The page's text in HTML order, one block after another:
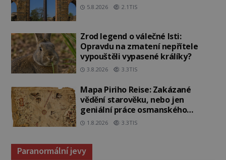
5.8.2026 2.1TIS
Zrod legend o válečné lsti:
Opravdu na zmatení nepřítele
vypouštěli vypasené králíky?
3.8.2026 3.3TIS
Mapa Piriho Reise: Zakázané
vědění starověku, nebo jen
geniální práce osmanského
admirála?
1.8.2026 3.3TIS
Paranormální jevy